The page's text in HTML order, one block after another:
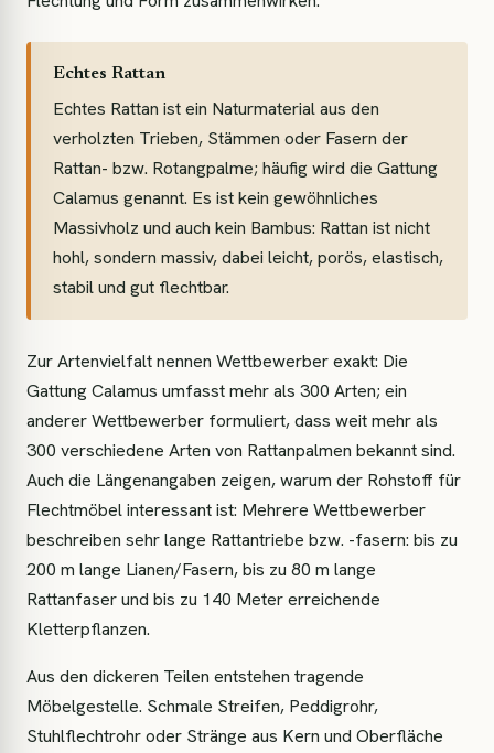
Echtes Rattan
Echtes Rattan ist ein Naturmaterial aus den
verholzten Trieben, Stämmen oder Fasern der
Rattan- bzw. Rotangpalme; häufig wird die Gattung
Calamus genannt. Es ist kein gewöhnliches
Massivholz und auch kein Bambus: Rattan ist nicht
hohl, sondern massiv, dabei leicht, porös, elastisch,
stabil und gut flechtbar.
Zur Artenvielfalt nennen Wettbewerber exakt: Die
Gattung Calamus umfasst mehr als 300 Arten; ein
anderer Wettbewerber formuliert, dass weit mehr als
300 verschiedene Arten von Rattanpalmen bekannt sind.
Auch die Längenangaben zeigen, warum der Rohstoff für
Flechtmöbel interessant ist: Mehrere Wettbewerber
beschreiben sehr lange Rattantriebe bzw. -fasern: bis zu
200 m lange Lianen/Fasern, bis zu 80 m lange
Rattanfaser und bis zu 140 Meter erreichende
Kletterpflanzen.
Aus den dickeren Teilen entstehen tragende
Möbelgestelle. Schmale Streifen, Peddigrohr,
Stuhlflechtrohr oder Stränge aus Kern und Oberfläche